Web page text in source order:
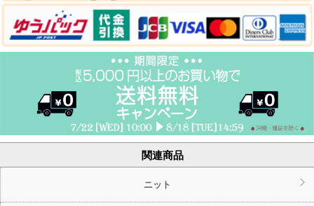
関連商品
ニット